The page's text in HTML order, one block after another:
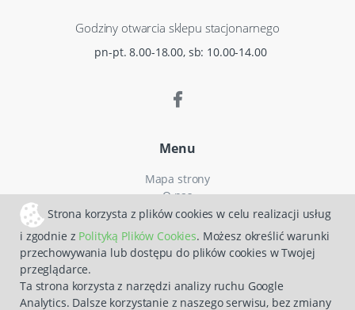
Strona korzysta z plików cookies w celu realizacji usług
i zgodnie z Polityką Plików Cookies. Możesz określić warunki
przechowywania lub dostępu do plików cookies w Twojej
przeglądarce.
Ta strona korzysta z narzędzi analizy ruchu Google
Analytics. Dalsze korzystanie z naszego serwisu, bez zmiany
Godziny otwarcia sklepu stacjonarnego
pn-pt. 8.00-18.00, sb: 10.00-14.00
Menu
Mapa strony
O nas
Czas i koszty dostawy
Reklamacje
Regulamin zakupów
Polityka prywatności
Zwroty